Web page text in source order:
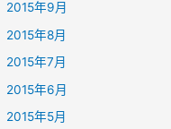
2015年9月
2015年8月
2015年7月
2015年6月
2015年5月